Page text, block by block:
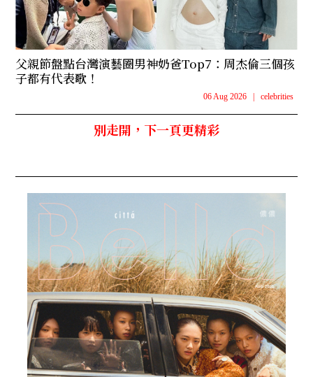
父親節盤點台灣演藝圈男神奶爸Top7：周杰倫三個孩
子都有代表歌！
06 Aug 2026 | celebrities
別走開，下一頁更精彩